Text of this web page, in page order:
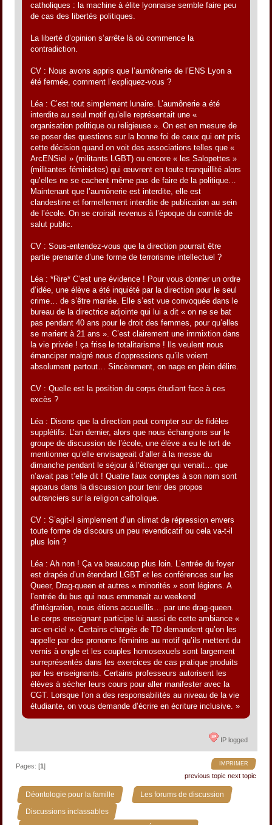
catholiques : la machine à élite lyonnaise semble faire peu
de cas des libertés politiques.
La liberté d’opinion s’arrête là où commence la
contradiction.
CV : Nous avons appris que l’aumônerie de l’ENS Lyon a
été fermée, comment l’expliquez-vous ?
Léa : C’est tout simplement lunaire. L’aumônerie a été
interdite au seul motif qu’elle représentait une «
organisation politique ou religieuse ». On est en mesure de
se poser des questions sur la bonne foi de ceux qui ont pris
cette décision quand on voit des associations telles que «
ArcENSiel » (militants LGBT) ou encore « les Salopettes »
(militantes féministes) qui œuvrent en toute tranquillité alors
qu’elles ne se cachent même pas de faire de la politique…
Maintenant que l’aumônerie est interdite, elle est
clandestine et formellement interdite de publication au sein
de l’école. On se croirait revenus à l’époque du comité de
salut public.
CV : Sous-entendez-vous que la direction pourrait être
partie prenante d’une forme de terrorisme intellectuel ?
Léa : *Rire* C’est une évidence ! Pour vous donner un ordre
d’idée, une élève a été inquiété par la direction pour le seul
crime… de s’être mariée. Elle s’est vue convoquée dans le
bureau de la directrice adjointe qui lui a dit « on ne se bat
pas pendant 40 ans pour le droit des femmes, pour qu’elles
se marient à 21 ans ». C’est clairement une immixtion dans
la vie privée ! ça frise le totalitarisme ! Ils veulent nous
émanciper malgré nous d’oppressions qu’ils voient
absolument partout… Sincèrement, on nage en plein délire.
CV : Quelle est la position du corps étudiant face à ces
excès ?
Léa : Disons que la direction peut compter sur de fidèles
supplétifs. L’an dernier, alors que nous échangions sur le
groupe de discussion de l’école, une élève a eu le tort de
mentionner qu’elle envisageait d’aller à la messe du
dimanche pendant le séjour à l’étranger qui venait… que
n’avait pas t’elle dit ! Quatre faux comptes à son nom sont
apparus dans la discussion pour tenir des propos
outranciers sur la religion catholique.
CV : S’agit-il simplement d’un climat de répression envers
toute forme de discours un peu revendicatif ou cela va-t-il
plus loin ?
Léa : Ah non ! Ça va beaucoup plus loin. L’entrée du foyer
est drapée d’un étendard LGBT et les conférences sur les
Queer, Drag-queen et autres « minorités » sont légions. A
l’entrée du bus qui nous emmenait au weekend
d’intégration, nous étions accueillis… par une drag-queen.
Le corps enseignant participe lui aussi de cette ambiance «
arc-en-ciel ». Certains chargés de TD demandent qu’on les
appelle par des pronoms féminins au motif qu’ils mettent du
vernis à ongle et les couples homosexuels sont largement
surreprésentés dans les exercices de cas pratique produits
par les enseignants. Certains professeurs autorisent les
élèves à sécher leurs cours pour aller manifester avec la
CGT. Lorsque l’on a des responsabilités au niveau de la vie
étudiante, on vous demande d’écrire en écriture inclusive. »
IP logged
IMPRIMER
Pages: [1]
previous topic next topic
Déontologie pour la famille » Les forums de discussion »
Discussions inclassables »